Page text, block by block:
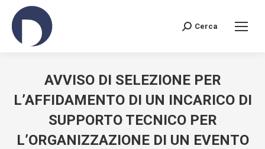
Search:
Cerca
AVVISO DI SELEZIONE PER
L’AFFIDAMENTO DI UN INCARICO DI
SUPPORTO TECNICO PER
L’ORGANIZZAZIONE DI UN EVENTO